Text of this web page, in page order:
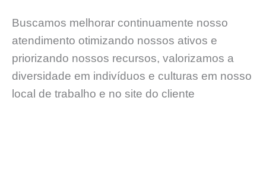
Buscamos melhorar continuamente nosso
atendimento otimizando nossos ativos e
priorizando nossos recursos, valorizamos a
diversidade em indivíduos e culturas em nosso
local de trabalho e no site do cliente